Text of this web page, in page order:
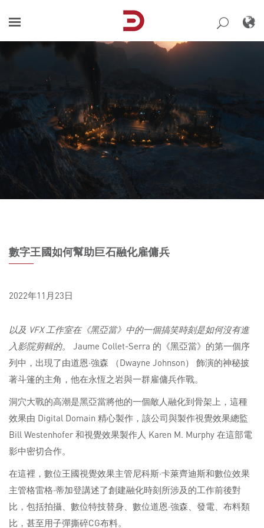
content
數字王國如何幫助巨石融化雇傭兵
2022年11月23日
以及 VFX 工作室在《黑亞當》中的一個搞笑時刻是如何沒有進
入影院剪輯的。
Jaume Collet-Serra 的《黑亞當》的第一個序
列中，出現了由道恩·強森 （Dwayne Johnson） 飾演的神秘披
著斗篷的主角，他在永恆之岩與一群雇傭兵作戰。
洞穴大戰的高潮是黑亞當將他的一個敵人融化到骨架上，這種
效果由 Digital Domain 精心製作，該公司與製作視覺效果總監
Bill Westenhofer 和視覺效果製作人 Karen M. Murphy 在這部電
影中密切合作。
在這裡，數位王國視覺效果主管尼科斯·卡萊齊迪斯和數位效果
主管格雷格·蒂加登講述了創建融化時刻所涉及的工作前後對
比，包括拍攝、數位特技替身、數位道恩·強森、發電、布料類
比，甚至用子彈撕碎CG布料。